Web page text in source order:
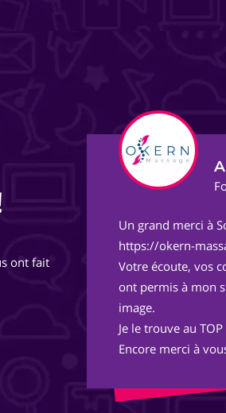
ont fait
Un grand merci à
https://okern-
Votre écoute, vos
ont permis à mon
image.
Je le trouve au
Encore merci à